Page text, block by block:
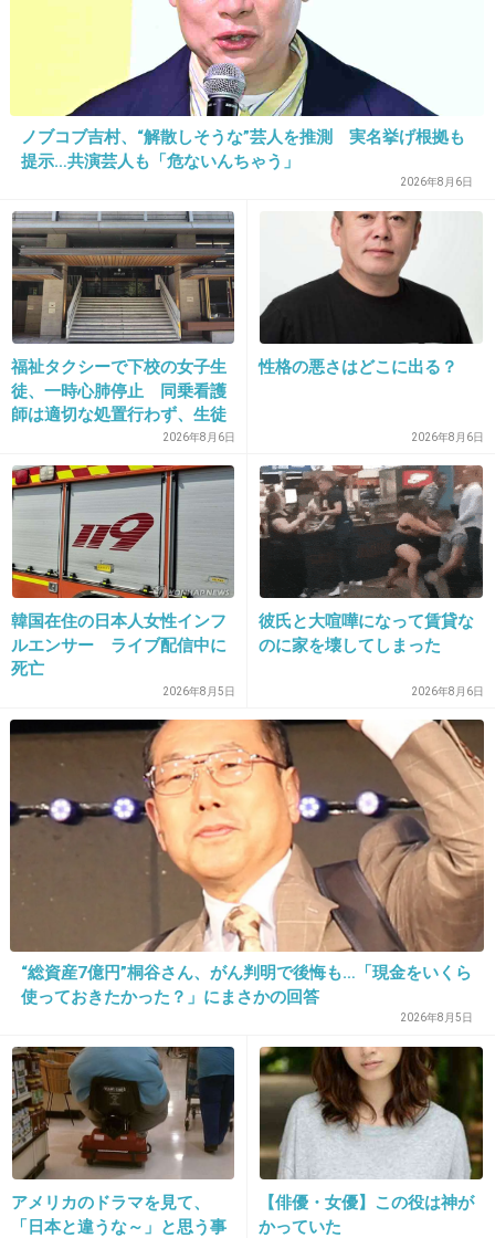
このキャスト、おしんのイメージをぶち壊すた
めに組まれたとしか思えない
+48
あの演技力のジャニーズを使い続ける事が信じ
られない
-9
2013/02/11(月) 12:46:31
時代背景が変化してきてるのに、いまさらこれ
やって誰が見るんだろう
2013/02/11(月) 12:46:45
ジャニーズ出せば視聴率とれるっていう時代じ
ゃないのにねｗｗｗ
+25 -3
18. 匿名2013/02/11(月) 12:47:12
昔→泉ピン子、今→上戸彩
全然ちがうわｗｗｗ
出典：mantan-web.jp
+49 -1
ノブコブ吉村、“解散しそうな”芸人を推測 実名挙げ根拠も
提示…共演芸人も「危ないんちゃう」
2026年8月6日
福祉タクシーで下校の女子生
徒、一時心肺停止 同乗看護
師は適切な処置行わず、生徒
2026年8月6日
性格の悪さはどこに出る？
2026年8月6日
韓国在住の日本人女性インフ
ルエンサー ライブ配信中に
死亡
2026年8月5日
彼氏と大喧嘩になって賃貸な
のに家を壊してしまった
2026年8月6日
“総資産7億円”桐谷さん、がん判明で後悔も…「現金をいくら
使っておきたかった？」にまさかの回答
2026年8月5日
アメリカのドラマを見て、
「日本と違うな～」と思う事
【俳優・女優】この役は神が
かっていた